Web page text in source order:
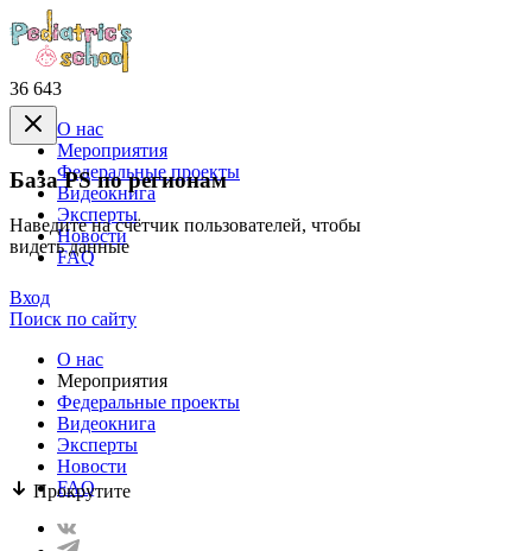
36 643
База PS по регионам
Наведите на счётчик пользователей, чтобы
видеть данные
Прокрутите
О нас
Mероприятия
Федеральные проекты
Видеокнига
Эксперты
Новости
FAQ
Вход
Поиск по сайту
О нас
Mероприятия
Федеральные проекты
Видеокнига
Эксперты
Новости
FAQ